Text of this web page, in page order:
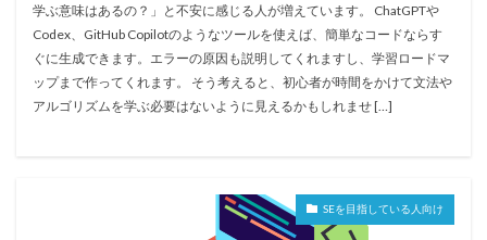
学ぶ意味はあるの？」と不安に感じる人が増えています。 ChatGPTや
Codex、GitHub Copilotのようなツールを使えば、簡単なコードならす
ぐに生成できます。エラーの原因も説明してくれますし、学習ロードマ
ップまで作ってくれます。 そう考えると、初心者が時間をかけて文法や
アルゴリズムを学ぶ必要はないように見えるかもしれませ […]
SEを目指している人向け